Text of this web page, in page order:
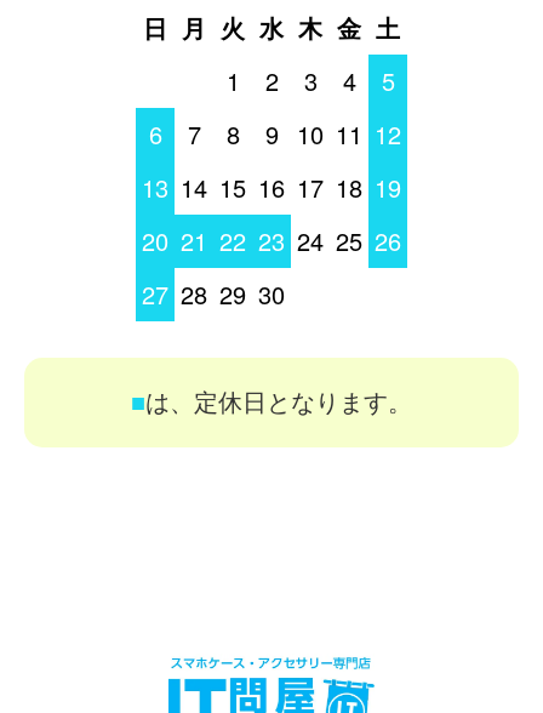
日 月 火 水 木 金 土
1
2 3 4
5
6
7 8 9 10 11 12
13 14 15 16 17 18 19
20 21 22 23 24 25 26
27 28 29 30
■は、定休日となります。